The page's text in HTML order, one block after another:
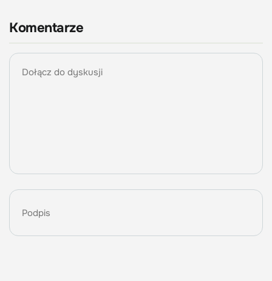
Komentarze